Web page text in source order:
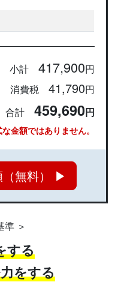
小計 417,900円
消費税 41,790円
合計 459,690円
金額ではありません。
（無料） ▶
準 ＞
する
をする